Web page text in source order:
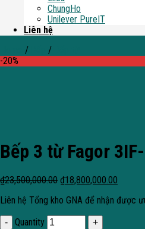
ChungHo
Unilever PureIT
Liên hệ
/ /
-20%
Bếp 3 từ Fagor
₫23,500,000.00 ₫18,800,000.00
Liên hệ Tổng kho GNA để nhận được
Quantity